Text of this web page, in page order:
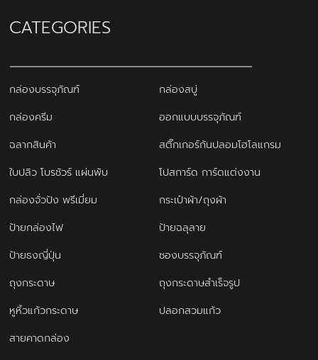
CATEGORIES
กล่องบรรจุภัณฑ์
กล่องสบู่
กล่องครีม
ออกแบบบรรจุภัณฑ์
ฉลากสินค้า
สติ๊กเกอร์กันปลอมโฮโลแกรม
ใบปลิว โบรชัวร์ แผ่นพับ
โปสการ์ด การ์ดแต่งงาน
กล่องจั่วปัง พรีเมี่ยม
กระเป๋าผ้า/ถุงผ้า
ป้ายกล่องไฟ
ป้ายฉลุลาย
ป้ายธงญี่ปุ่น
ซองบรรจุภัณฑ์
ถุงกระดาษ
ถุงกระดาษสำเร็จรูป
หูหิ้วแก้วกระดาษ
ปลอกสวมแก้ว
สายคาดกล่อง